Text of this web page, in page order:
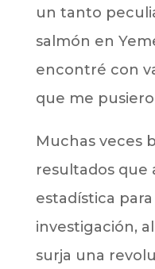
un tanto
salmón en
encontré con
que me
Muchas veces
resultados que
estadística
investigación,
surja una